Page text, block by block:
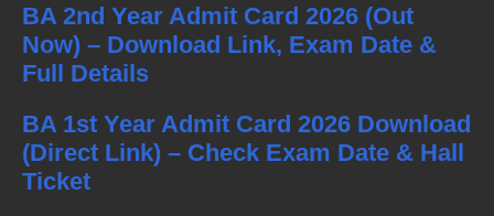
BA 2nd Year Admit Card 2026 (Out
Now) – Download Link, Exam Date &
Full Details
BA 1st Year Admit Card 2026 Download
(Direct Link) – Check Exam Date & Hall
Ticket